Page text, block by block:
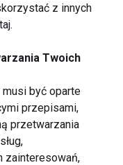
detoks po
telefon choć
z innych
Twoich
być oparte
przepisami,
przetwarzania
zainteresowań,